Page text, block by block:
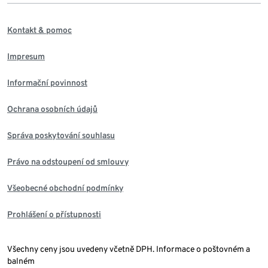
Kontakt & pomoc
Impresum
Informační povinnost
Ochrana osobních údajů
Správa poskytování souhlasu
Právo na odstoupení od smlouvy
Všeobecné obchodní podmínky
Prohlášení o přístupnosti
Všechny ceny jsou uvedeny včetně DPH. Informace o poštovném a
balném